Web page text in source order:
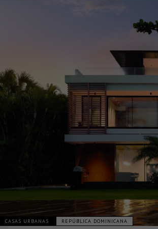
CASAS URBANAS REPÚBLICA DOMINICANA